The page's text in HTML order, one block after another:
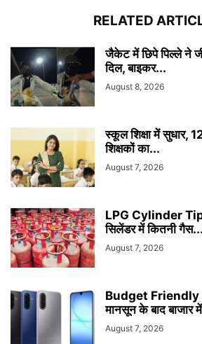
RELATED
जैकेट में छिपे पिल्ले ने
दिल, बाइकर...
August 8, 2026
स्कूल शिक्षा में सुधार,
शिक्षकों का...
August 7, 2026
LPG Cylinder
सिलेंडर में कितनी गैस...
August 7, 2026
Budget
मानसून के बाद बाजार
August 7, 2026